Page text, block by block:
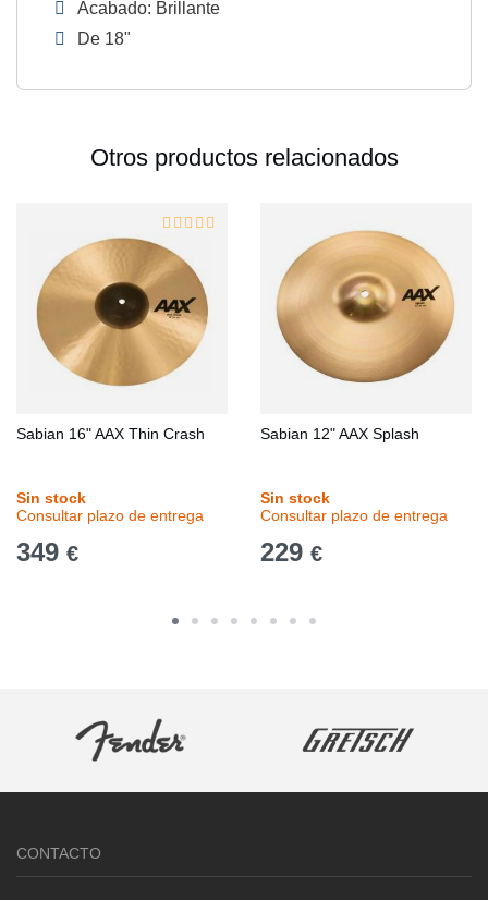
Acabado: Brillante
De 18"
Otros productos relacionados
Sabian 16" AAX Thin Crash
Sin stock
Consultar plazo de entrega
349 €
Sabian 12" AAX Splash
Sin stock
Consultar plazo de entrega
229 €
CONTACTO